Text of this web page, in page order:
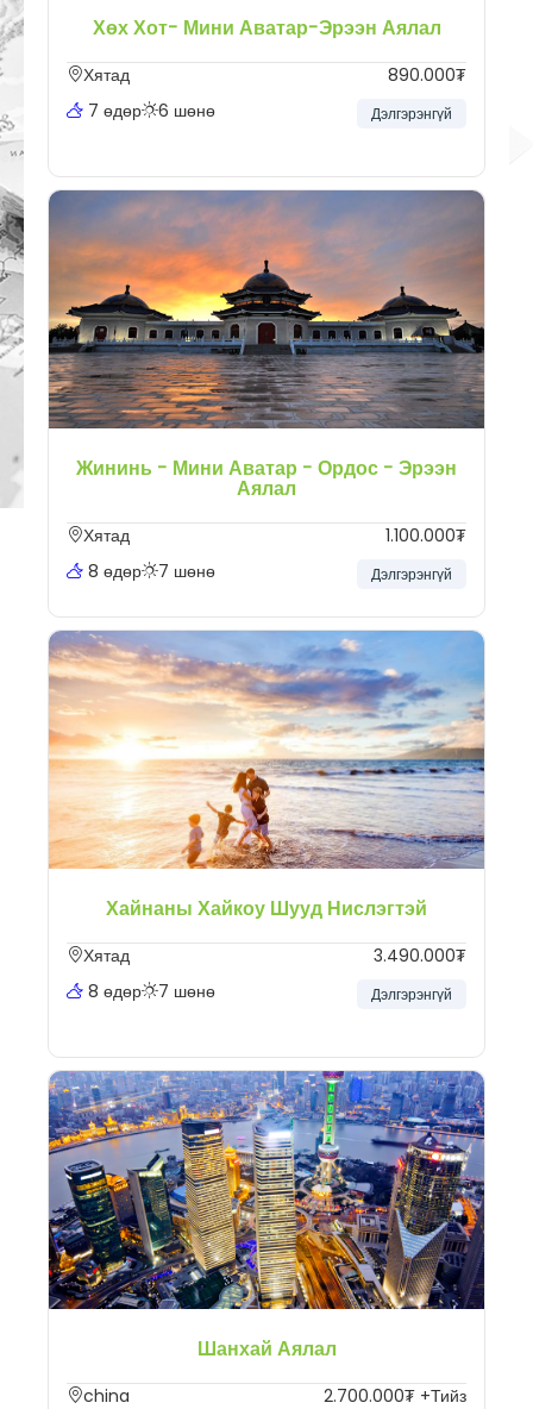
Хөх Хот- Мини Аватар-Эрээн Аялал
Хятад
7 өдөр
6 шөнө
890.000₮
Дэлгэрэнгүй
Жининь - Мини Аватар - Ордос - Эрээн
Аялал
Хятад
8 өдөр
7 шөнө
1.100.000₮
Дэлгэрэнгүй
Хайнаны Хайкоу Шууд Нислэгтэй
Хятад
8 өдөр
7 шөнө
3.490.000₮
Дэлгэрэнгүй
Шанхай Аялал
china
2.700.000₮ +Тийз